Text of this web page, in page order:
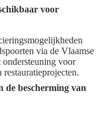
voor
via de Vlaamse
voor
de bescherming van